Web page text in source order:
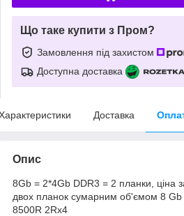
Що таке купити з Пром?
Замовлення під захистом
Доступна доставка
Доставка
Опис
8Gb = 2*4Gb DDR3 = 2 планки, ціна
двох планок сумарним об'ємом 8 Gb
8500R 2Rx4